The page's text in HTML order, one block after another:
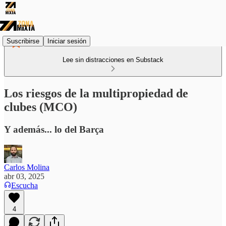
Suscribirse Iniciar sesión
Lee sin distracciones en Substack
Los riesgos de la multipropiedad de
clubes (MCO)
Y además... lo del Barça
Carlos Molina
abr 03, 2025
Escucha
4